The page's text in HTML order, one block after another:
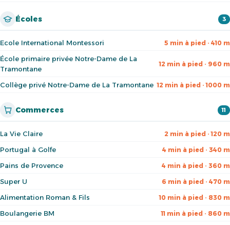
Écoles 3
Ecole International Montessori 5 min à pied · 410 m
École primaire privée Notre-Dame de La
Tramontane
12 min à pied · 960 m
Collège privé Notre-Dame de La Tramontane 12 min à pied · 1000 m
Commerces 11
La Vie Claire 2 min à pied · 120 m
Portugal à Golfe 4 min à pied · 340 m
Pains de Provence 4 min à pied · 360 m
Super U 6 min à pied · 470 m
Alimentation Roman & Fils 10 min à pied · 830 m
Boulangerie BM 11 min à pied · 860 m